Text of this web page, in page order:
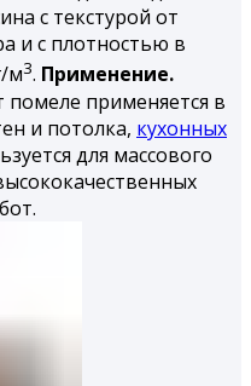
с текстурой от
и с плотностью в
м3. Применение.
применяется в
и потолка, кухонных
для массового